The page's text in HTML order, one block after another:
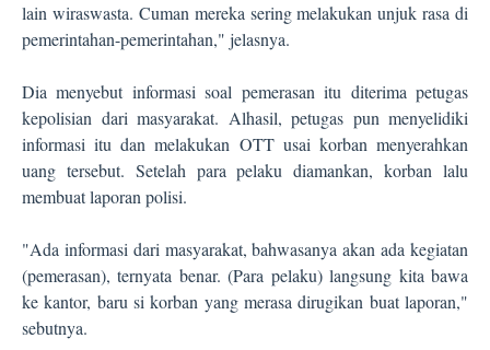
lain wiraswasta. Cuman mereka sering melakukan unjuk rasa di
pemerintahan-pemerintahan," jelasnya.
Dia menyebut informasi soal pemerasan itu diterima petugas
kepolisian dari masyarakat. Alhasil, petugas pun menyelidiki
informasi itu dan melakukan OTT usai korban menyerahkan
uang tersebut. Setelah para pelaku diamankan, korban lalu
membuat laporan polisi.
"Ada informasi dari masyarakat, bahwasanya akan ada kegiatan
(pemerasan), ternyata benar. (Para pelaku) langsung kita bawa
ke kantor, baru si korban yang merasa dirugikan buat laporan,"
sebutnya.